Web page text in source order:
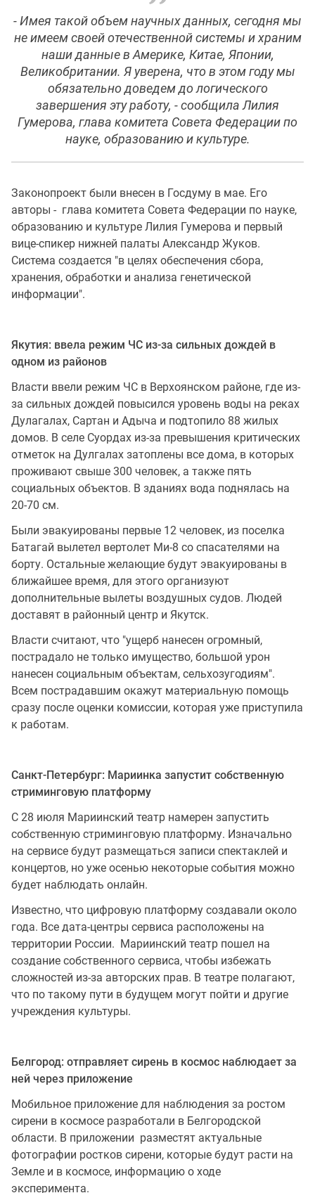
- Имея такой объем научных данных, сегодня мы
не имеем своей отечественной системы и храним
наши данные в Америке, Китае, Японии,
Великобритании. Я уверена, что в этом году мы
обязательно доведем до логического
завершения эту работу, - сообщила Лилия
Гумерова, глава комитета Совета Федерации по
науке, образованию и культуре.
Законопроект были внесен в Госдуму в мае. Его
авторы - глава комитета Совета Федерации по науке,
образованию и культуре Лилия Гумерова и первый
вице-спикер нижней палаты Александр Жуков.
Система создается "в целях обеспечения сбора,
хранения, обработки и анализа генетической
информации".
Якутия: ввела режим ЧС из-за сильных дождей в
одном из районов
Власти ввели режим ЧС в Верхоянском районе, где из-
за сильных дождей повысился уровень воды на реках
Дулагалах, Сартан и Адыча и подтопило 88 жилых
домов. В селе Суордах из-за превышения критических
отметок на Дулгалах затоплены все дома, в которых
проживают свыше 300 человек, а также пять
социальных объектов. В зданиях вода поднялась на
20-70 см.
Были эвакуированы первые 12 человек, из поселка
Батагай вылетел вертолет Ми-8 со спасателями на
борту. Остальные желающие будут эвакуированы в
ближайшее время, для этого организуют
дополнительные вылеты воздушных судов. Людей
доставят в районный центр и Якутск.
Власти считают, что "ущерб нанесен огромный,
пострадало не только имущество, большой урон
нанесен социальным объектам, сельхозугодиям".
Всем пострадавшим окажут материальную помощь
сразу после оценки комиссии, которая уже приступила
к работам.
Санкт-Петербург: Мариинка запустит собственную
стриминговую платформу
С 28 июля Мариинский театр намерен запустить
собственную стриминговую платформу. Изначально
на сервисе будут размещаться записи спектаклей и
концертов, но уже осенью некоторые события можно
будет наблюдать онлайн.
Известно, что цифровую платформу создавали около
года. Все дата-центры сервиса расположены на
территории России. Мариинский театр пошел на
создание собственного сервиса, чтобы избежать
сложностей из-за авторских прав. В театре полагают,
что по такому пути в будущем могут пойти и другие
учреждения культуры.
Белгород: отправляет сирень в космос наблюдает за
ней через приложение
Мобильное приложение для наблюдения за ростом
сирени в космосе разработали в Белгородской
области. В приложении разместят актуальные
фотографии ростков сирени, которые будут расти на
Земле и в космосе, информацию о ходе
эксперимента.